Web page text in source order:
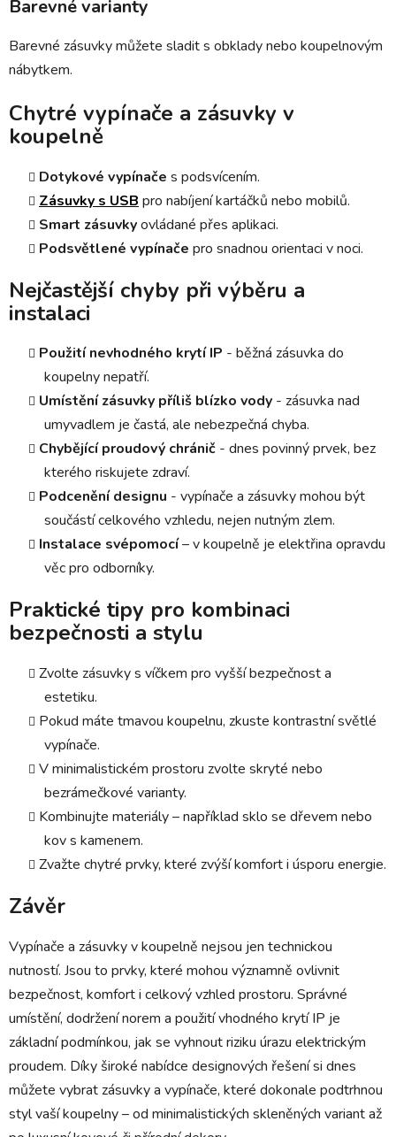
Barevné varianty
Barevné zásuvky můžete sladit s obklady nebo koupelnovým
nábytkem.
Chytré vypínače a zásuvky v
koupelně
Dotykové vypínače s podsvícením.
Zásuvky s USB pro nabíjení kartáčků nebo mobilů.
Smart zásuvkyovládané přes aplikaci.
Podsvětlené vypínače pro snadnou orientaci v noci.
Nejčastější chyby při výběru a
instalaci
Použití nevhodného krytí IP - běžná zásuvka do
koupelny nepatří.
Umístění zásuvky příliš blízko vody - zásuvka nad
umyvadlem je častá, ale nebezpečná chyba.
Chybějící proudový chránič - dnes povinný prvek, bez
kterého riskujete zdraví.
Podcenění designu - vypínače a zásuvky mohou být
součástí celkového vzhledu, nejen nutným zlem.
Instalace svépomocí– v koupelně je elektřina opravdu
věc pro odborníky.
Praktické tipy pro kombinaci
bezpečnosti a stylu
Zvolte zásuvky s víčkem pro vyšší bezpečnost a
estetiku.
Pokud máte tmavou koupelnu, zkuste kontrastní světlé
vypínače.
V minimalistickém prostoru zvolte skryté nebo
bezrámečkové varianty.
Kombinujte materiály – například sklo se dřevem nebo
kov s kamenem.
Zvažte chytré prvky, které zvýší komfort i úsporu energie.
Závěr
Vypínače a zásuvky v koupelně nejsou jen technickou
nutností. Jsou to prvky, které mohou významně ovlivnit
bezpečnost, komfort i celkový vzhled prostoru. Správné
umístění, dodržení norem a použití vhodného krytí IP je
základní podmínkou, jak se vyhnout riziku úrazu elektrickým
proudem. Díky široké nabídce designových řešení si dnes
můžete vybrat zásuvky a vypínače, které dokonale podtrhnou
styl vaší koupelny – od minimalistických skleněných variant až